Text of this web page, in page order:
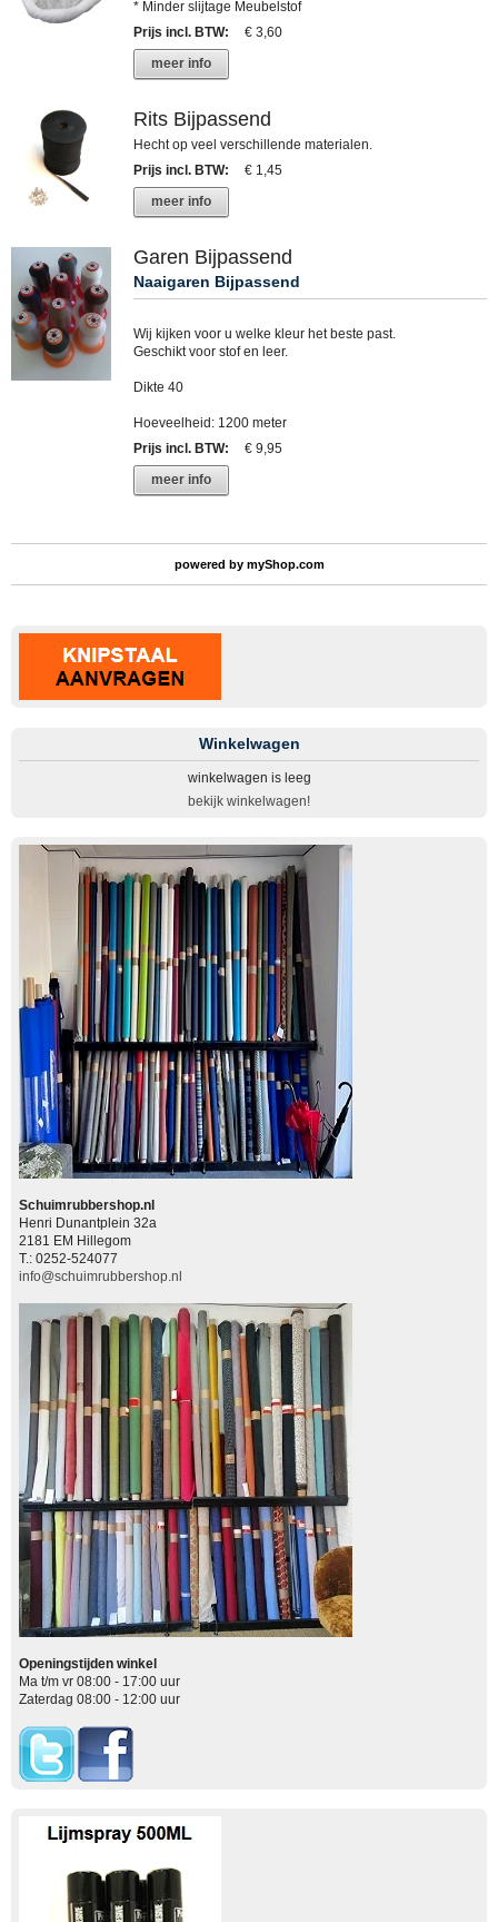
* Minder slijtage Meubelstof
Prijs incl. BTW:
€ 3,60
meer info
Rits Bijpassend
Hecht op veel verschillende materialen.
Prijs incl. BTW:
€ 1,45
meer info
Garen Bijpassend
Naaigaren Bijpassend
Wij kijken voor u welke kleur het beste past.
Geschikt voor stof en leer.
Dikte 40
Hoeveelheid: 1200 meter
Prijs incl. BTW:
€ 9,95
meer info
powered by myShop.com
Winkelwagen
winkelwagen is leeg
bekijk winkelwagen!
Schuimrubbershop.nl
Henri Dunantplein 32a
2181 EM Hillegom
T.: 0252-524077
info@schuimrubbershop.nl
Openingstijden winkel
Ma t/m vr 08:00 - 17:00 uur
Zaterdag 08:00 - 12:00 uur